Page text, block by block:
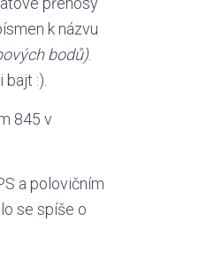
k názvu
bodů).
:).
845 v
a polovičním
se spíše o